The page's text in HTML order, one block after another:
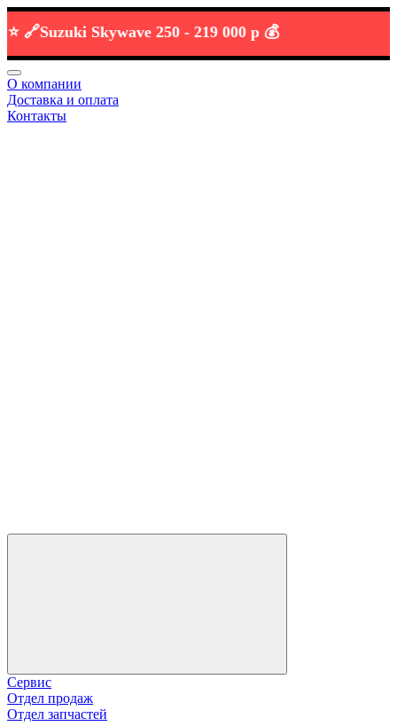
Suzuki Skywave 250 -219 000 р 💰
О компании
Доставка и оплата
Контакты
Сервис
Отдел продаж
Отдел запчастей